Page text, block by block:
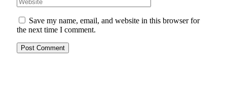
Save my name, email, and website in this browser for
the next time I comment.